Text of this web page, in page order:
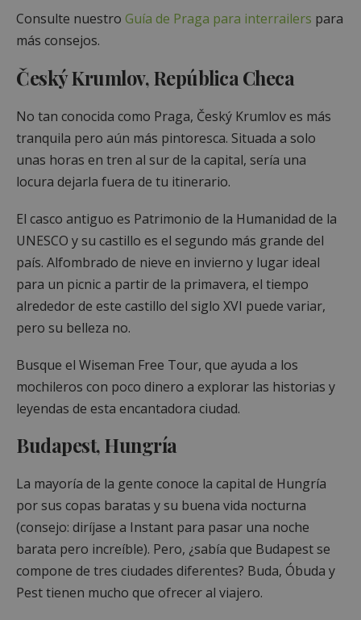
Consulte nuestro Guía de Praga para interrailers para
más consejos.
Český Krumlov, República Checa
No tan conocida como Praga, Český Krumlov es más
tranquila pero aún más pintoresca. Situada a solo
unas horas en tren al sur de la capital, sería una
locura dejarla fuera de tu itinerario.
El casco antiguo es Patrimonio de la Humanidad de la
UNESCO y su castillo es el segundo más grande del
país. Alfombrado de nieve en invierno y lugar ideal
para un picnic a partir de la primavera, el tiempo
alrededor de este castillo del siglo XVI puede variar,
pero su belleza no.
Busque el Wiseman Free Tour, que ayuda a los
mochileros con poco dinero a explorar las historias y
leyendas de esta encantadora ciudad.
Budapest, Hungría
La mayoría de la gente conoce la capital de Hungría
por sus copas baratas y su buena vida nocturna
(consejo: diríjase a Instant para pasar una noche
barata pero increíble). Pero, ¿sabía que Budapest se
compone de tres ciudades diferentes? Buda, Óbuda y
Pest tienen mucho que ofrecer al viajero.